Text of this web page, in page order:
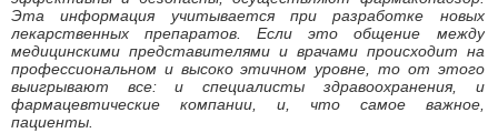
Эта информация учитывается при разработке новых
лекарственных препаратов. Если это общение между
медицинскими представителями и врачами происходит на
профессиональном и высоко этичном уровне, то от этого
выигрывают все: и специалисты здравоохранения, и
фармацевтические компании, и, что самое важное,
пациенты.